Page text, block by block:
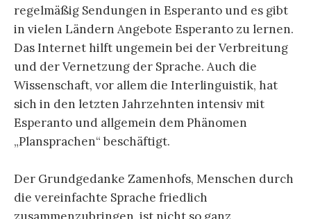
regelmäßig Sendungen in Esperanto und es gibt
in vielen Ländern Angebote Esperanto zu lernen.
Das Internet hilft ungemein bei der Verbreitung
und der Vernetzung der Sprache. Auch die
Wissenschaft, vor allem die Interlinguistik, hat
sich in den letzten Jahrzehnten intensiv mit
Esperanto und allgemein dem Phänomen
„Plansprachen“ beschäftigt.
Der Grundgedanke Zamenhofs, Menschen durch
die vereinfachte Sprache friedlich